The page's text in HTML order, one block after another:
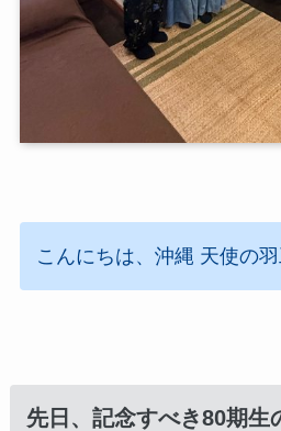
こんにちは、沖縄 天使の
先日、記念すべき80期生